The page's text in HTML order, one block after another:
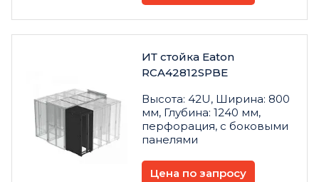
ИТ стойка Eaton
RCA42812SPBE
Высота: 42U, Ширина: 800
мм, Глубина: 1240 мм,
перфорация, с боковыми
панелями
Цена по запросу